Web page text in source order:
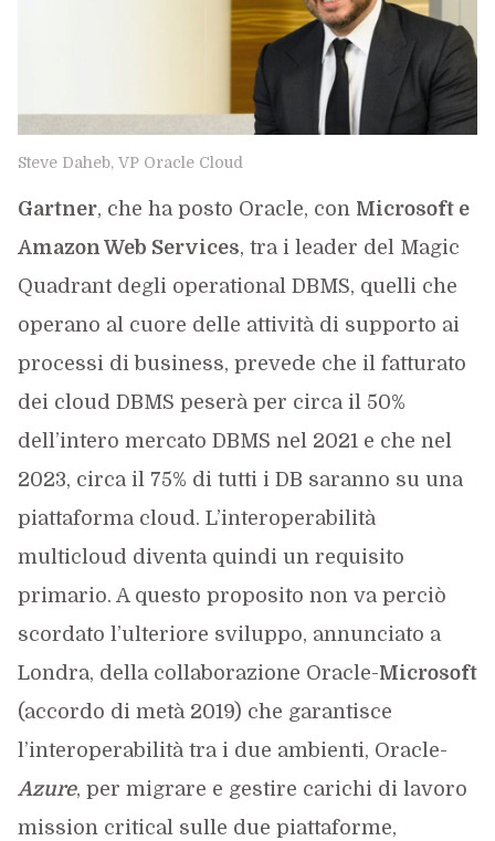
Steve Daheb, VP Oracle Cloud
Gartner, che ha posto Oracle, con Microsoft e
Amazon Web Services, tra i leader del Magic
Quadrant degli operational DBMS, quelli che
operano al cuore delle attività di supporto ai
processi di business, prevede che il fatturato
dei cloud DBMS peserà per circa il 50%
dell’intero mercato DBMS nel 2021 e che nel
2023, circa il 75% di tutti i DB saranno su una
piattaforma cloud. L’interoperabilità
multicloud diventa quindi un requisito
primario. A questo proposito non va perciò
scordato l’ulteriore sviluppo, annunciato a
Londra, della collaborazione Oracle-Microsoft
(accordo di metà 2019) che garantisce
l’interoperabilità tra i due ambienti, Oracle-
Azure, per migrare e gestire carichi di lavoro
mission critical sulle due piattaforme,